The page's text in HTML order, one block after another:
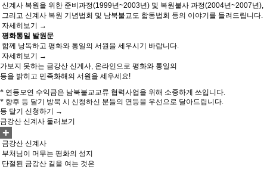
신계사 복원을 위한 준비과정(1999년~2003년) 및 복원불사 과정(2004년~2007년),
그리고 신계사 복원 기념법회 및 남북불교도 합동법회 등의 이야기를 들려드립니다.
자세히보기 →
평화통일 발원문
함께 낭독하고 평화와 통일의 서원을 세우시기 바랍니다.
자세히보기 →
가보지 못하는 금강산 신계사, 온라인으로 평화와 통일의
등을 밝히고 민족화해의 서원을 세우세요!
* 연등모연 수익금은 남북불교교류 협력사업을 위해 소중하게 쓰입니다.
* 향후 등 달기 방북 시 신청하신 분들의 연등을 우선으로 달아드립니다.
등 달기 신청하기 →
금강산 신계사 둘러보기
+
금강산 신계사
부처님이 머무는 평화의 성지
단절된 금강산 길을 여는 것은